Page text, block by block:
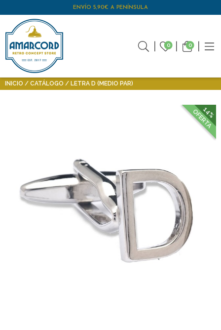
ENVÍO 5,90€ A PENÍNSULA
0 0
INICIO CATÁLOGO LETRA D (MEDIO PAR)
14%
OFERTA